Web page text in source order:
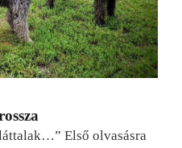
Első olvasásra